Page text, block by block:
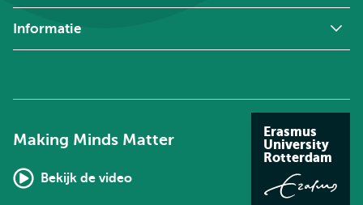
Informatie
Making Minds Matter
Bekijk de video
Erasmus
University
Rotterdam